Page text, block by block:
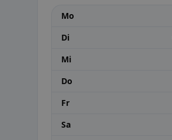
Mo
Di
Mi
Do
Fr
Sa